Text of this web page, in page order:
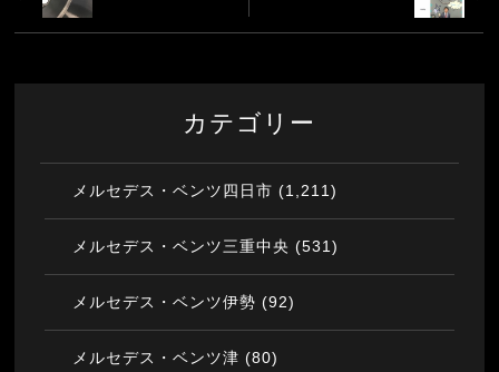
カテゴリー
メルセデス・ベンツ四日市 (1,211)
メルセデス・ベンツ三重中央 (531)
メルセデス・ベンツ伊勢 (92)
メルセデス・ベンツ津 (80)